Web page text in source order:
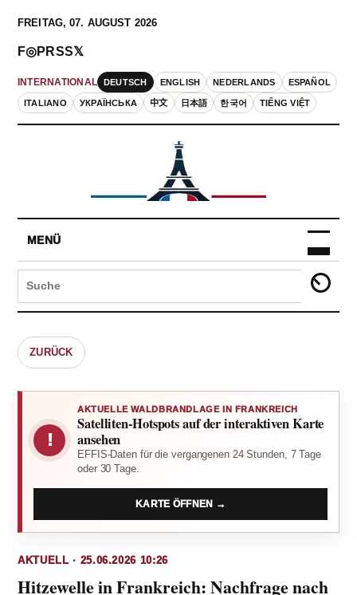
FREITAG, 07. AUGUST 2026
INTERNATIONAL DEUTSCH ENGLISH NEDERLANDS ESPAÑOL
ITALIANO УКРАЇНСЬКА 中文 日本語 한국어 TIẾNG VIỆT
F◎PRSS𝕏
MENÜ
ZURÜCK
!
AKTUELLE WALDBRANDLAGE IN FRANKREICH
Satelliten-Hotspots auf der interaktiven Karte
ansehen
EFFIS-Daten für die vergangenen 24 Stunden, 7 Tage
oder 30 Tage.
KARTE ÖFFNEN →
AKTUELL · 25.06.2026 10:26
Hitzewelle in Frankreich: Nachfrage nach